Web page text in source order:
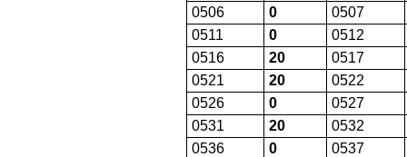
0506
0
0507
0511
0
0512
0516
20
0517
0521
20
0522
0526
0
0527
0531
20
0532
0536
0
0537